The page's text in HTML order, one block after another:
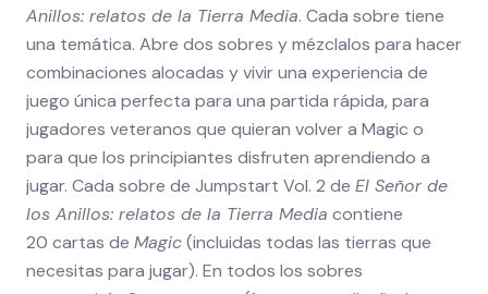
Anillos: relatos de la Tierra Media. Cada sobre tiene
una temática. Abre dos sobres y mézclalos para hacer
combinaciones alocadas y vivir una experiencia de
juego única perfecta para una partida rápida, para
jugadores veteranos que quieran volver a Magic o
para que los principiantes disfruten aprendiendo a
jugar. Cada sobre de Jumpstart Vol. 2 de El Señor de
los Anillos: relatos de la Tierra Media contiene
20 cartas de Magic(incluidas todas las tierras que
necesitas para jugar). En todos los sobres